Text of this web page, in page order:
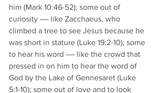
him (Mark 10:46-52); some out of
curiosity –– like Zacchaeus, who
climbed a tree to see Jesus because he
was short in stature (Luke 19:2-10); some
to hear his word –– like the crowd that
pressed in on him to hear the word of
God by the Lake of Gennesaret (Luke
5:1-10); some out of love and to look